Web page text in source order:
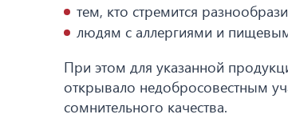
тем, кто стремится
людям с аллергиями и
При этом для указанной
открывало недобросовестным
сомнительного качества.